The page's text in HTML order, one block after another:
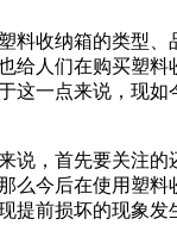
料收纳箱的类型、
给人们在购买塑料
这一点来说，现如
说，首先要关注的
么今后在使用塑料
提前损坏的现象发